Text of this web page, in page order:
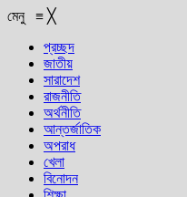
মেনু ≡ ╳
প্রচ্ছদ
জাতীয়
সারাদেশ
রাজনীতি
অর্থনীতি
আন্তর্জাতিক
অপরাধ
খেলা
বিনোদন